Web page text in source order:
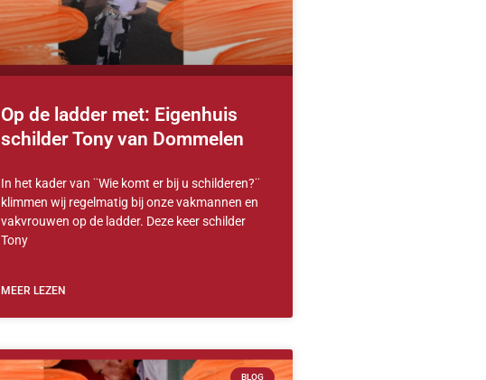
Op de ladder met: Eigenhuis
schilder Tony van Dommelen
In het kader van ¨Wie komt er bij u schilderen?¨
klimmen wij regelmatig bij onze vakmannen en
vakvrouwen op de ladder. Deze keer schilder
Tony
MEER LEZEN
BLOG